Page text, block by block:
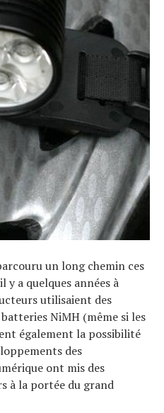
un long chemin ces
y a quelques années à
utilisaient des
NiMH (même si les
également la possibilité
des
ont mis des
à la portée du grand